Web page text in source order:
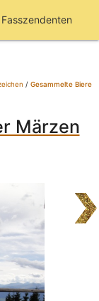
Fasszendenten
/ Gesammelte Biere
Märzen